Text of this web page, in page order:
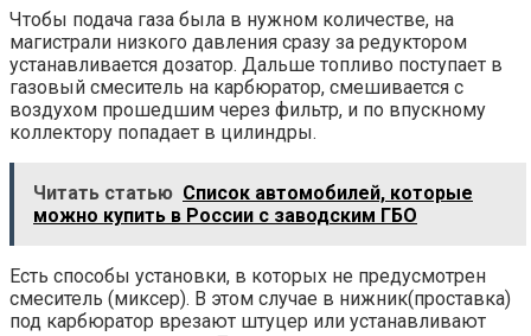
Чтобы подача газа была в нужном количестве, на
магистрали низкого давления сразу за редуктором
устанавливается дозатор. Дальше топливо поступает в
газовый смеситель на карбюратор, смешивается с
воздухом прошедшим через фильтр, и по впускному
коллектору попадает в цилиндры.
Читать статью Список автомобилей, которые
можно купить в России с заводским ГБО
Есть способы установки, в которых не предусмотрен
смеситель (миксер). В этом случае в нижник(проставка)
под карбюратор врезают штуцер или устанавливают